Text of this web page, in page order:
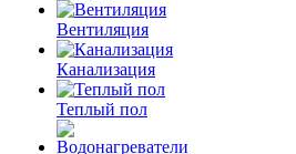
Вентиляция
Канализация
Теплый пол